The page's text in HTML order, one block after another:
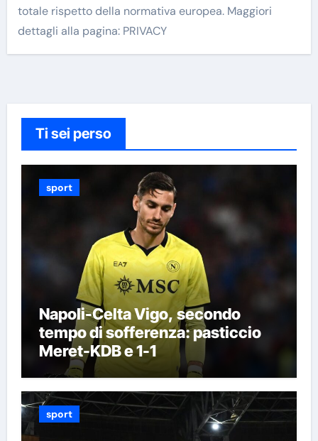
totale rispetto della normativa europea. Maggiori
dettagli alla pagina: PRIVACY
Ti sei perso
sport
Napoli-Celta Vigo, secondo
tempo di sofferenza: pasticcio
Meret-KDB e 1-1
sport